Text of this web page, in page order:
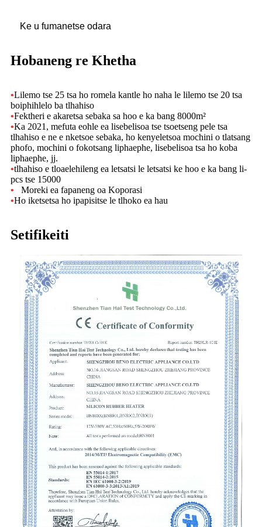
Ke u fumanetse odara
Hobaneng re Khetha
•Lilemo tse 25 tsa ho romela kantle ho naha le lilemo tse 20 tsa
boiphihlelo ba tlhahiso
•Fektheri e akaretsa sebaka sa hoo e ka bang 8000m²
•Ka 2021, mefuta eohle ea lisebelisoa tse tsoetseng pele tsa
tlhahiso e ne e nketsoe sebaka, ho kenyeletsoa mochini o tlatsang
phofo, mochini o fokotsang liphaephe, lisebelisoa tsa ho koba
liphaephe, jj.
•tlhahiso e tloaelehileng ea letsatsi le letsatsi ke hoo e ka bang li-
pcs tse 15000
•
Moreki ea fapaneng oa Koporasi
•Ho iketsetsa ho ipapisitse le tlhoko ea hau
Setifikeiti